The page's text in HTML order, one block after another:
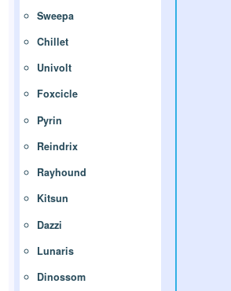
Sweepa
Chillet
Univolt
Foxcicle
Pyrin
Reindrix
Rayhound
Kitsun
Dazzi
Lunaris
Dinossom